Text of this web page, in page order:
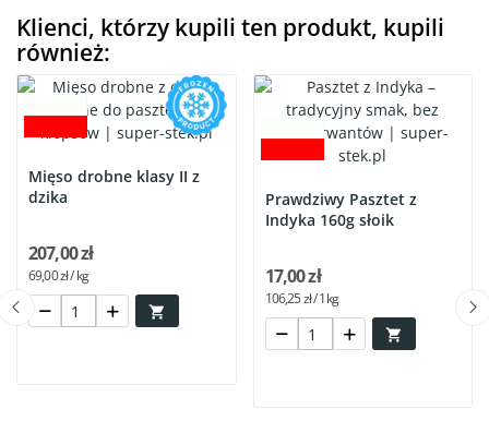
Klienci, którzy kupili ten produkt, kupili
również:
Mięso drobne klasy II z
dzika

207,00 zł
69,00 zł / kg
Prawdziwy Pasztet z
Indyka 160g słoik

17,00 zł
106,25 zł / 1kg